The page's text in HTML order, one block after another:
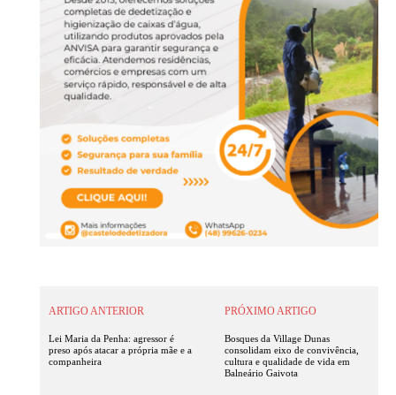
ARTIGO ANTERIOR
Lei Maria da Penha: agressor é
preso após atacar a própria mãe e a
companheira
PRÓXIMO ARTIGO
Bosques da Village Dunas
consolidam eixo de convivência,
cultura e qualidade de vida em
Balneário Gaivota